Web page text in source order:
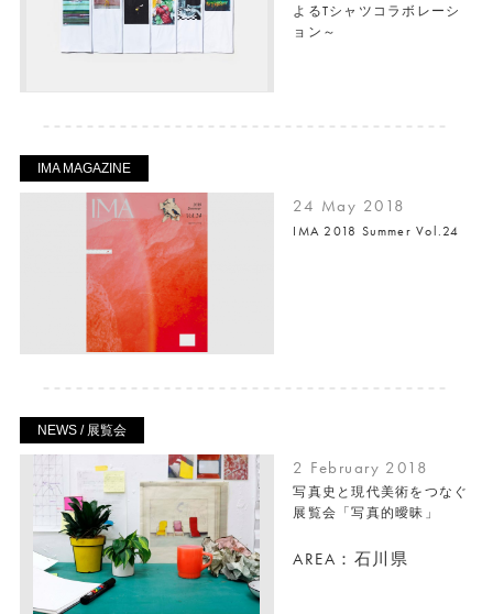
よるTシャツコラボレーシ
ョン～
IMA MAGAZINE
24 May 2018
IMA 2018 Summer Vol.24
NEWS / 展覧会
2 February 2018
写真史と現代美術をつなぐ
展覧会「写真的曖昧」
AREA：石川県